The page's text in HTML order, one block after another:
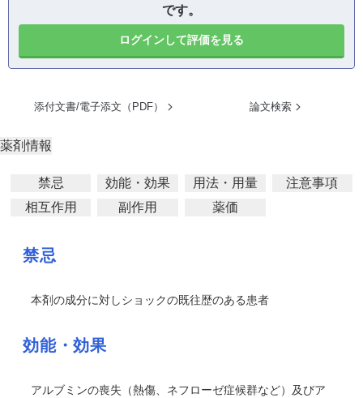
です。
ログインして評価を見る
添付文書/電子添文（PDF） 論文検索
薬剤情報
禁忌 効能・効果 用法・用量
注意事項
相互作用
副作用 薬価
禁忌
本剤の成分に対しショックの既往歴のある患者
効能・効果
アルブミンの喪失（熱傷、ネフローゼ症候群など）及びア